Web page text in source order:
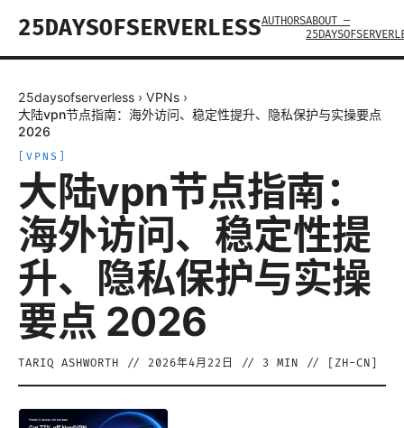
25DAYSOFSERVERLESSAUTHORSABOUT —
25daysofserverless › VPNs ›
大陆vpn节点指南：海外访问、稳定性提升、隐私保护与实操要点
2026
VPNS
大陆vpn节点指南：
海外访问、稳定性提
升、隐私保护与实操
要点 2026
TARIQ ASHWORTH // 2026年4月22日 // 3 MIN // [ ZH-CN